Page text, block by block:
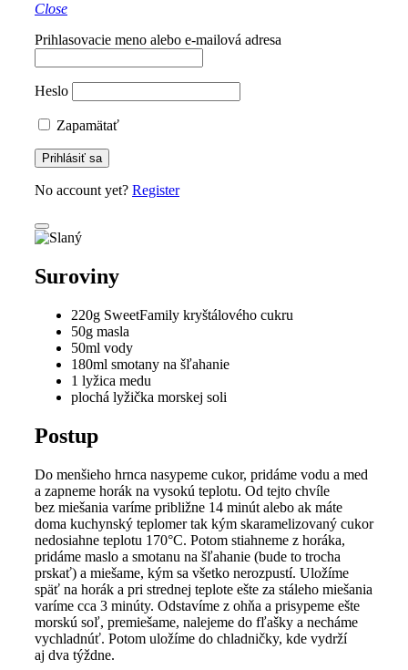
Close
Prihlasovacie meno alebo e-mailová adresa
Heslo
Zapamätať
No account yet? Register
Suroviny
220g SweetFamily kryštálového cukru
50g masla
50ml vody
180ml smotany na šľahanie
1 lyžica medu
plochá lyžička morskej soli
Postup
Do menšieho hrnca nasypeme cukor, pridáme vodu a med
a zapneme horák na vysokú teplotu. Od tejto chvíle
bez miešania varíme približne 14 minút alebo ak máte
doma kuchynský teplomer tak kým skaramelizovaný cukor
nedosiahne teplotu 170°C. Potom stiahneme z horáka,
pridáme maslo a smotanu na šľahanie (bude to trocha
prskať) a miešame, kým sa všetko nerozpustí. Uložíme
späť na horák a pri strednej teplote ešte za stáleho miešania
varíme cca 3 minúty. Odstavíme z ohňa a prisypeme ešte
morskú soľ, premiešame, nalejeme do fľašky a necháme
vychladnúť. Potom uložíme do chladničky, kde vydrží
aj dva týždne.